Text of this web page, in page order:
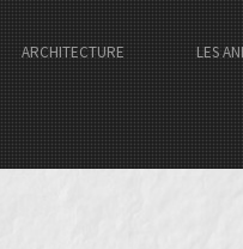
ARCHITECTURE LES